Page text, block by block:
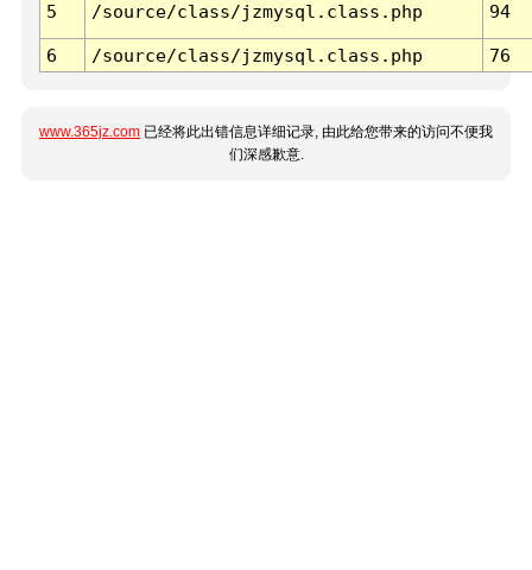
5 /source/class/jzmysql.class.php 94
6 /source/class/jzmysql.class.php 76
www.365jz.com 已经将此出错信息详细记录, 由此给您带来的访问不便我
们深感歉意.